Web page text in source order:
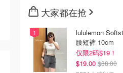
大家都在抢
lululemon
腰短裤 10cm
仅限2码$19！
$19.00 $88.00